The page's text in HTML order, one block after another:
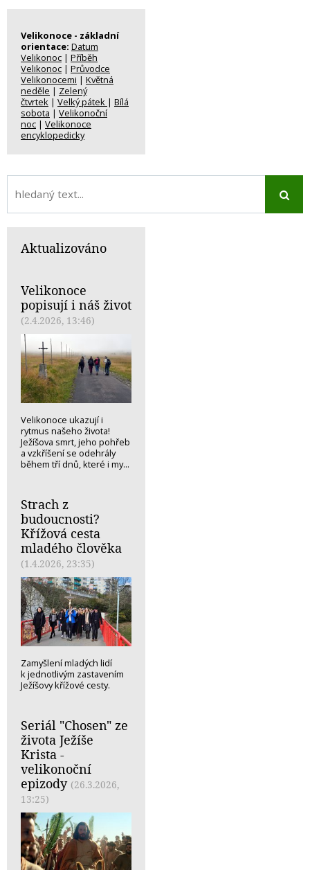
Velikonoce - základní
orientace: Datum
Velikonoc | Příběh
Velikonoc | Průvodce
Velikonocemi | Květná
neděle | Zelený
čtvrtek | Velký pátek | Bílá
sobota | Velikonoční
noc | Velikonoce
encyklopedicky
Aktualizováno
Velikonoce
popisují i náš život
(2.4.2026, 13:46)
Velikonoce ukazují i
rytmus našeho života!
Ježíšova smrt, jeho pohřeb
a vzkříšení se odehrály
během tří dnů, které i my...
Strach z
budoucnosti?
Křížová cesta
mladého člověka
(1.4.2026, 23:35)
Zamyšlení mladých lidí
k jednotlivým zastavením
Ježíšovy křížové cesty.
Seriál "Chosen" ze
života Ježíše
Krista -
velikonoční
epizody (26.3.2026,
13:25)